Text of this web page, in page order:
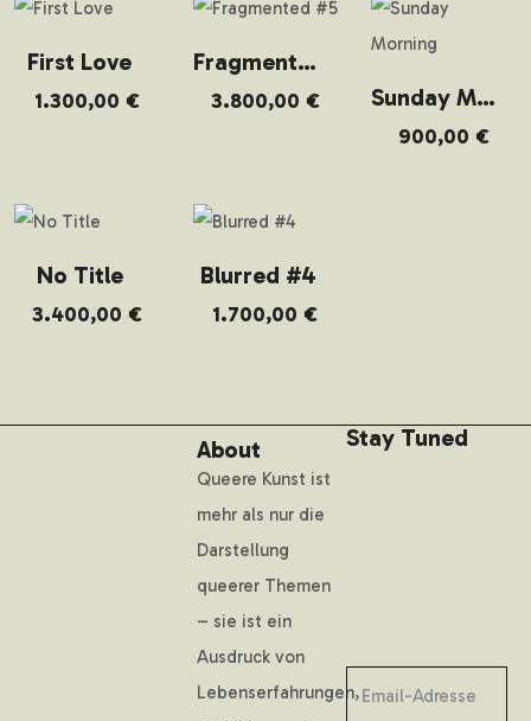
First Love
1.300,00 €
Fragmented #5
3.800,00 € Sunday Morning
900,00 €
No Title
3.400,00 €
Blurred #4
1.700,00 €
About
Queere Kunst ist
mehr als nur die
Darstellung
queerer Themen
– sie ist ein
Ausdruck von
Lebenserfahrungen,
Stay Tuned